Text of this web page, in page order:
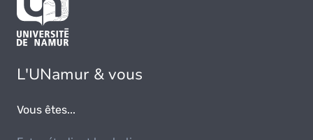
L'UNamur & vous
Vous êtes...